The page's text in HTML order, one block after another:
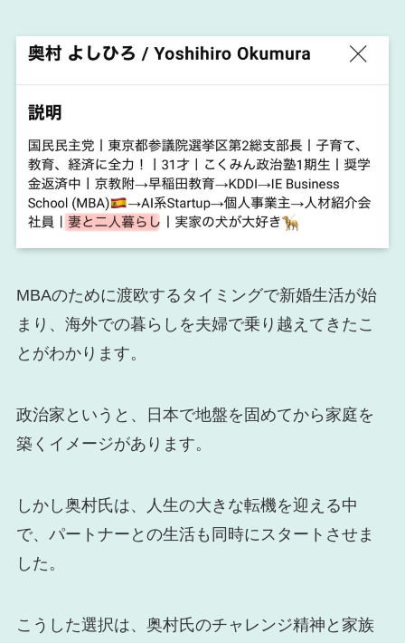
MBAのために渡欧するタイミングで新婚生活が始
まり、海外での暮らしを夫婦で乗り越えてきたこ
とがわかります。
政治家というと、日本で地盤を固めてから家庭を
築くイメージがあります。
しかし奥村氏は、人生の大きな転機を迎える中
で、パートナーとの生活も同時にスタートさせま
した。
こうした選択は、奥村氏のチャレンジ精神と家族